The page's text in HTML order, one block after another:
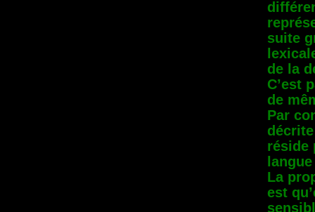
suite
de la
C’est
de
Par
réside
langue
La
est